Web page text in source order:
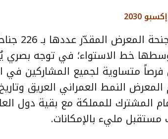
وقد جرى
خط الاستواء؛ في توجه
فرصاً متساوية لجميع المشاركين
النمط العمراني العريق
المشترك للمملكة مع بقية دول
مليء بالإمكانات.